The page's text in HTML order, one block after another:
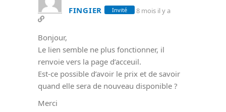
FINGIER Invité 8 mois il y a
Bonjour,
Le lien semble ne plus fonctionner, il
renvoie vers la page d’acceuil.
Est-ce possible d’avoir le prix et de savoir
quand elle sera de nouveau disponible ?
Merci